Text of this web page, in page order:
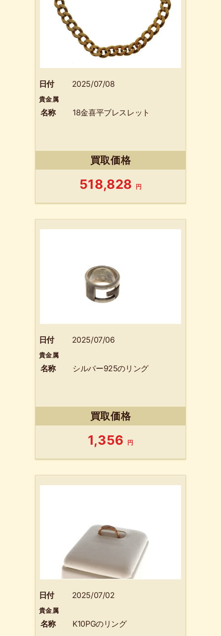
日付 2025/07/08
貴金属
名称 18金喜平ブレスレット
買取価格
518,828 円
日付 2025/07/06
貴金属
名称 シルバー925のリング
買取価格
1,356 円
日付 2025/07/02
貴金属
名称 K10PGのリング